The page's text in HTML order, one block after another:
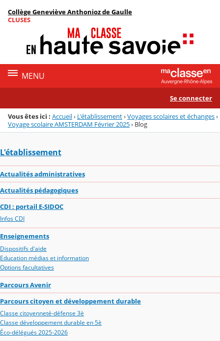
Menu de la rubrique
Contenu
Collège Geneviève Anthonioz de Gaulle
CLUSES
MENU
Se connecter
Vous êtes ici : Accueil› L'établissement›Voyages scolaires et échanges›
Voyage scolaire AMSTERDAM Février 2025› Blog
L'établissement
Actualités administratives
Actualités pédagogiques
CDI : portail E-SIDOC
Infos CDI
Enseignements
Dispositifs d'aide
Education médias et information
Options facultatives
Parcours Avenir
Parcours citoyen et développement durable
Classe citoyenneté-défense 3è
Classe développement durable en 5è
Éco-délégués 2025-2026